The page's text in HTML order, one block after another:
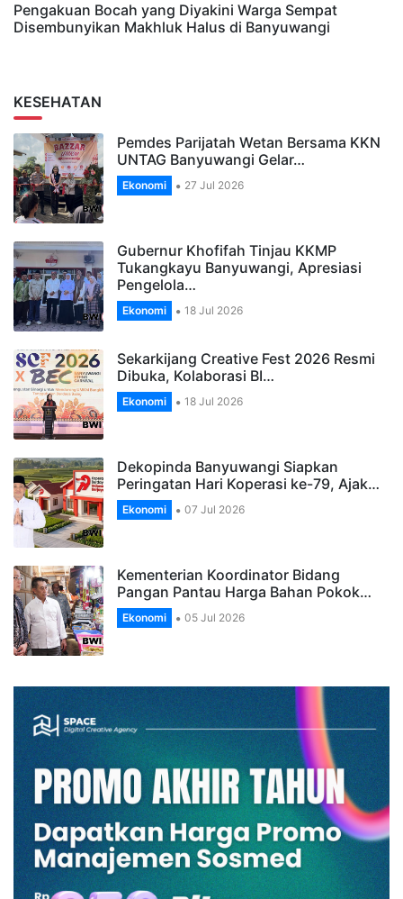
Pengakuan Bocah yang Diyakini Warga Sempat
Disembunyikan Makhluk Halus di Banyuwangi
KESEHATAN
Pemdes Parijatah Wetan Bersama KKN
UNTAG Banyuwangi Gelar…
Ekonomi 27 Jul 2026
Gubernur Khofifah Tinjau KKMP
Tukangkayu Banyuwangi, Apresiasi
Pengelola…
Ekonomi 18 Jul 2026
Sekarkijang Creative Fest 2026 Resmi
Dibuka, Kolaborasi BI…
Ekonomi 18 Jul 2026
Dekopinda Banyuwangi Siapkan
Peringatan Hari Koperasi ke-79, Ajak…
Ekonomi 07 Jul 2026
Kementerian Koordinator Bidang
Pangan Pantau Harga Bahan Pokok…
Ekonomi 05 Jul 2026